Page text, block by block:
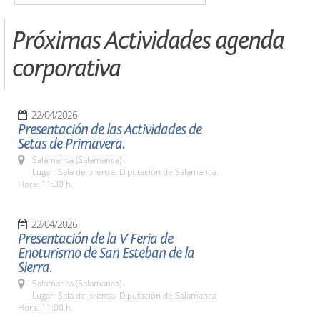
Próximas Actividades agenda
corporativa
22/04/2026
Presentación de las Actividades de
Setas de Primavera.
Salamanca (Salamanca)
Lugar: Sala de prensa. Diputación de Salamanca.
Hora: 11:30 h.
22/04/2026
Presentación de la V Feria de
Enoturismo de San Esteban de la
Sierra.
Salamanca (Salamanca)
Lugar: Sala de prensa. Diputación de Salamanca
Hora: 11:00 h.